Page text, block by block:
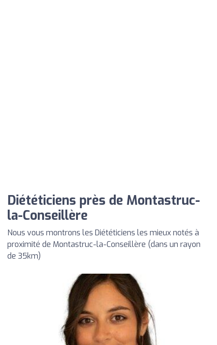
Diététiciens près de Montastruc-
la-Conseillère
Nous vous montrons les Diététiciens les mieux notés à
proximité de Montastruc-la-Conseillère (dans un rayon
de 35km)